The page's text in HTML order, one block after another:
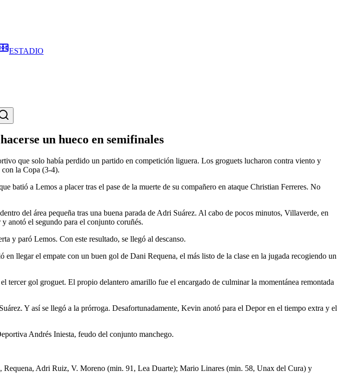
ESTADIO
un hueco en semifinales
que solo había perdido un partido en competición liguera. Los groguets lucharon contra viento y
la Copa (3-4).
batió a Lemos a placer tras el pase de la muerte de su compañero en ataque Christian Ferreres. No
del área pequeña tras una buena parada de Adri Suárez. Al cabo de pocos minutos, Villaverde, en
anotó el segundo para el conjunto coruñés.
y paró Lemos. Con este resultado, se llegó al descanso.
llegar el empate con un buen gol de Dani Requena, el más listo de la clase en la jugada recogiendo un
gol groguet. El propio delantero amarillo fue el encargado de culminar la momentánea remontada
Y así se llegó a la prórroga. Desafortunadamente, Kevin anotó para el Depor en el tiempo extra y el
Andrés Iniesta, feudo del conjunto manchego.
Adri Ruiz, V. Moreno (min. 91, Lea Duarte); Mario Linares (min. 58, Unax del Cura) y